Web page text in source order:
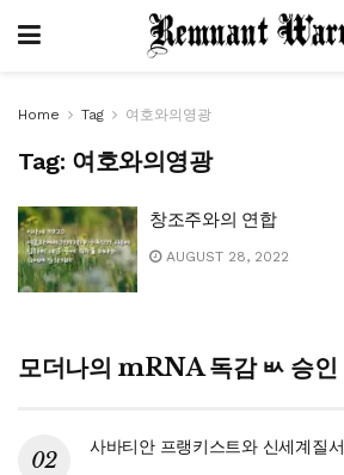
Home Tag 여호와의영광
Tag: 여호와의영광
창조주와의 연합
AUGUST 28, 2022
모더나의 mRNA 독감 ㅄ 승인
사바티안 프랭키스트와 신세계질서